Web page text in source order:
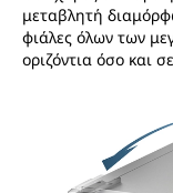
μεταβλητή
φιάλες όλων των
οριζόντια όσο και